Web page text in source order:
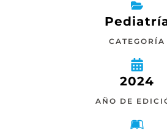
CATEGORÍA
2024
AÑO DE